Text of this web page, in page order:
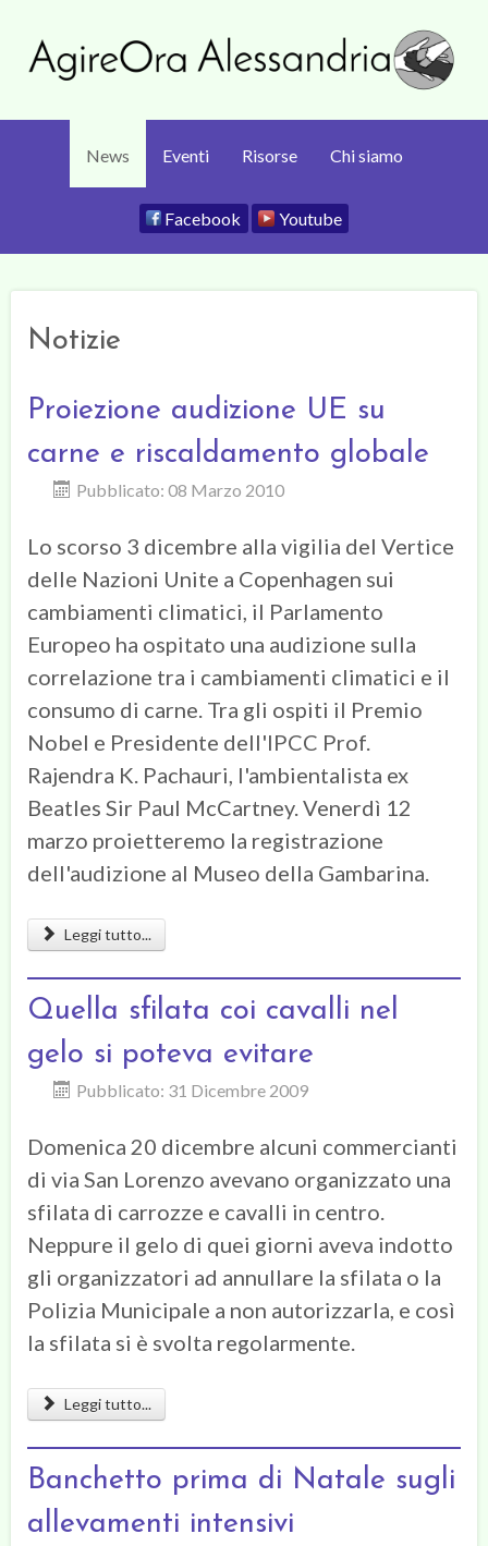
News Eventi Risorse Chi siamo
Facebook Youtube
Notizie
Proiezione audizione UE su
carne e riscaldamento globale
Pubblicato: 08 Marzo 2010
Lo scorso 3 dicembre alla vigilia del Vertice
delle Nazioni Unite a Copenhagen sui
cambiamenti climatici, il Parlamento
Europeo ha ospitato una audizione sulla
correlazione tra i cambiamenti climatici e il
consumo di carne. Tra gli ospiti il Premio
Nobel e Presidente dell'IPCC Prof.
Rajendra K. Pachauri, l'ambientalista ex
Beatles Sir Paul McCartney. Venerdì 12
marzo proietteremo la registrazione
dell'audizione al Museo della Gambarina.
Leggi tutto...
Quella sfilata coi cavalli nel
gelo si poteva evitare
Pubblicato: 31 Dicembre 2009
Domenica 20 dicembre alcuni commercianti
di via San Lorenzo avevano organizzato una
sfilata di carrozze e cavalli in centro.
Neppure il gelo di quei giorni aveva indotto
gli organizzatori ad annullare la sfilata o la
Polizia Municipale a non autorizzarla, e così
la sfilata si è svolta regolarmente.
Leggi tutto...
Banchetto prima di Natale sugli
allevamenti intensivi